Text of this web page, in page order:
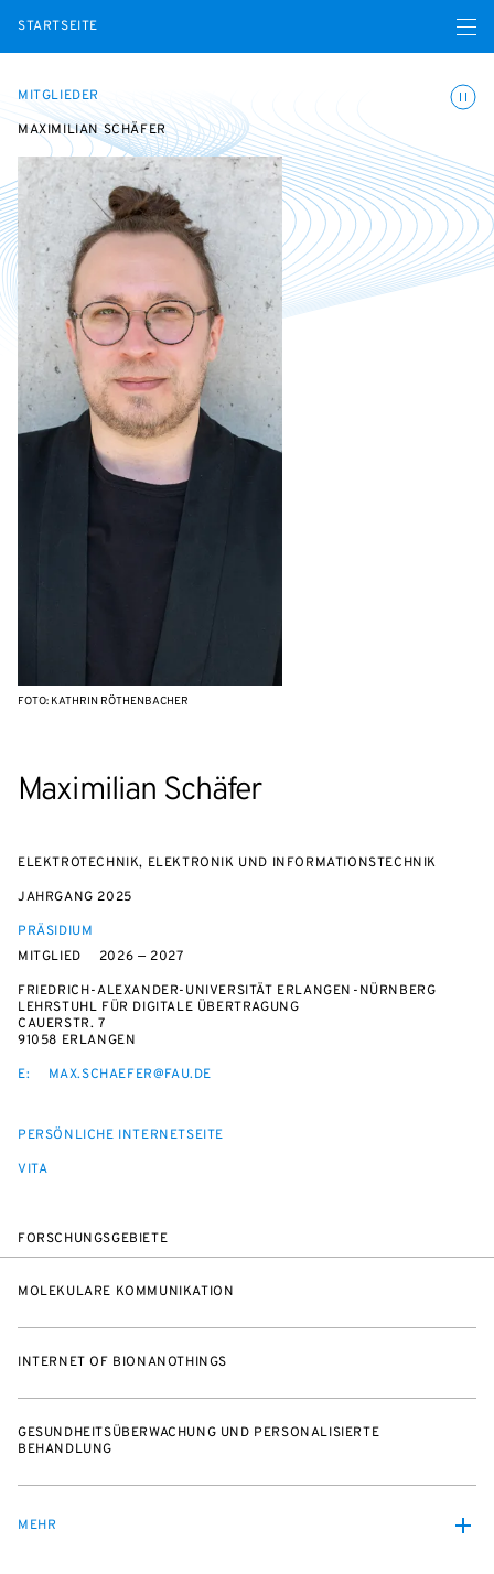
STARTSEITE Menü
MITGLIEDER
MAXIMILIAN SCHÄFER
Maximilian Schäfer
ELEKTROTECHNIK, ELEKTRONIK UND INFORMATIONSTECHNIK
JAHRGANG 2025
PRÄSIDIUM
MITGLIED
2026 — 2027
FRIEDRICH-ALEXANDER-UNIVERSITÄT ERLANGEN-NÜRNBERG
LEHRSTUHL FÜR DIGITALE ÜBERTRAGUNG
CAUERSTR. 7
91058 ERLANGEN
E:
MAX.SCHAEFER@FAU.DE
PERSÖNLICHE INTERNETSEITE
VITA
FOTO: KATHRIN RÖTHENBACHER
FORSCHUNGSGEBIETE
MOLEKULARE KOMMUNIKATION
INTERNET OF BIONANOTHINGS
GESUNDHEITSÜBERWACHUNG UND PERSONALISIERTE
BEHANDLUNG
MEHR